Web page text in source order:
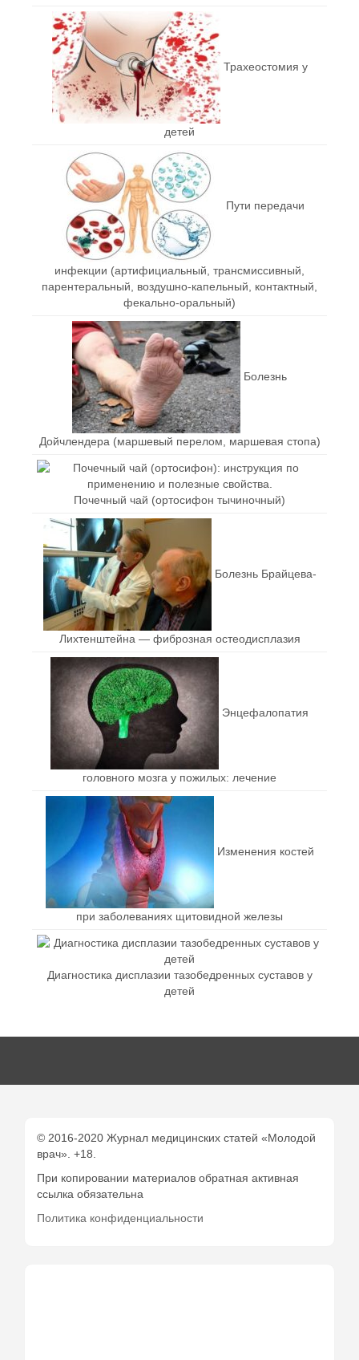
Трахеостомия у
детей
Пути передачи
инфекции (артифициальный, трансмиссивный,
парентеральный, воздушно-капельный, контактный,
фекально-оральный)
Болезнь
Дойчлендера (маршевый перелом, маршевая стопа)
Почечный чай (ортосифон тычиночный)
Болезнь Брайцева-
Лихтенштейна — фиброзная остеодисплазия
Энцефалопатия
головного мозга у пожилых: лечение
Изменения костей
при заболеваниях щитовидной железы
Диагностика дисплазии тазобедренных суставов у
детей
© 2016-2020 Журнал медицинских статей «Молодой
врач». +18.
При копировании материалов обратная активная
ссылка обязательна
Политика конфиденциальности